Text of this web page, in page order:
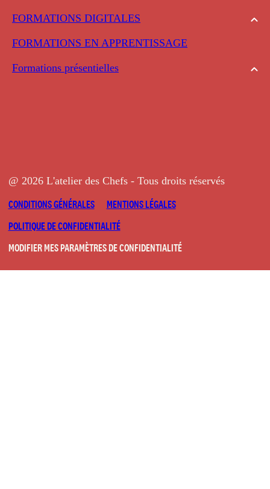
FORMATIONS DIGITALES
FORMATIONS EN APPRENTISSAGE
Formations présentielles
@ 2026 L'atelier des Chefs - Tous droits réservés
CONDITIONS GÉNÉRALES
MENTIONS LÉGALES
POLITIQUE DE CONFIDENTIALITÉ
MODIFIER MES PARAMÈTRES DE CONFIDENTIALITÉ